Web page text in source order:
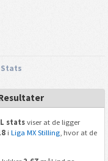
Stats
statsviser at de ligger
i Liga MX Stilling, hvor at de